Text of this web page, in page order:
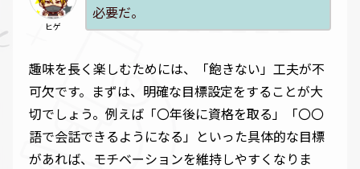
ヒゲ
必要だ。
趣味を長く楽しむためには、「飽きない」工夫が不
可欠です。まずは、明確な目標設定をすることが大
切でしょう。例えば「〇年後に資格を取る」「〇〇
語で会話できるようになる」といった具体的な目標
があれば、モチベーションを維持しやすくなりま